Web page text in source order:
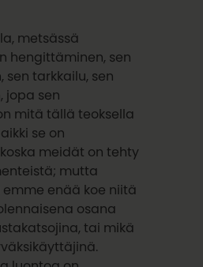
metsässä
hengittäminen, sen
sen tarkkailu, sen
jopa sen
mitä tällä teoksella
se on
meidät on tehty
mutta
emme enää koe niitä
osana
tai mikä